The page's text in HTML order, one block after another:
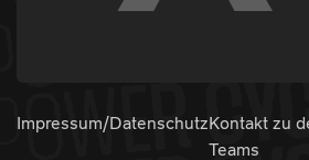
Impressum/DatenschutzKontakt zu
Teams